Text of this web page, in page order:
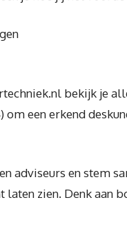
bekijk je
een erkend
adviseurs en stem
zien. Denk aan